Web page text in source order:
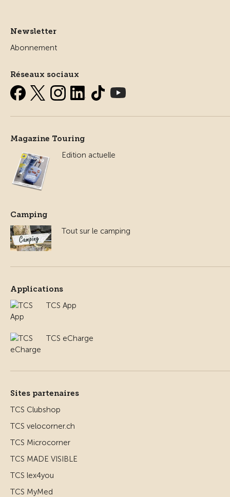
Newsletter
Abonnement
Réseaux sociaux
Magazine Touring
Edition actuelle
Camping
Tout sur le camping
Applications
TCS App
TCS eCharge
Sites partenaires
TCS Clubshop
TCS velocorner.ch
TCS Microcorner
TCS MADE VISIBLE
TCS lex4you
TCS MyMed